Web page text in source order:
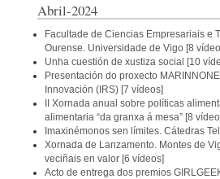
Abril-2024
Facultade de Ciencias Empresariais e
Ourense. Universidade de Vigo [8
Unha cuestión de xustiza social [10
Presentación do proxecto
Innovación (IRS) [7 vídeos]
II Xornada anual sobre políticas
alimentaria “da granxa á mesa” [8
Imaxinémonos sen límites. Cátedras
Xornada de Lanzamento. Montes de
veciñais en valor [6 vídeos]
Acto de entrega dos premios